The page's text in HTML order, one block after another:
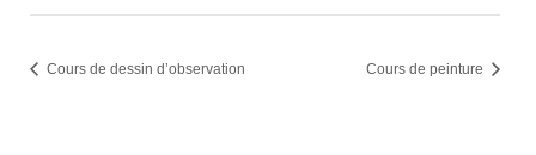
Cours de dessin d’observation Cours de peinture